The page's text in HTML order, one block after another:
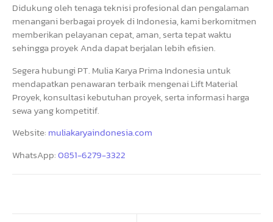
Didukung oleh tenaga teknisi profesional dan pengalaman
menangani berbagai proyek di Indonesia, kami berkomitmen
memberikan pelayanan cepat, aman, serta tepat waktu
sehingga proyek Anda dapat berjalan lebih efisien.
Segera hubungi PT. Mulia Karya Prima Indonesia untuk
mendapatkan penawaran terbaik mengenai Lift Material
Proyek, konsultasi kebutuhan proyek, serta informasi harga
sewa yang kompetitif.
Website: muliakaryaindonesia.com
WhatsApp:0851-6279-3322